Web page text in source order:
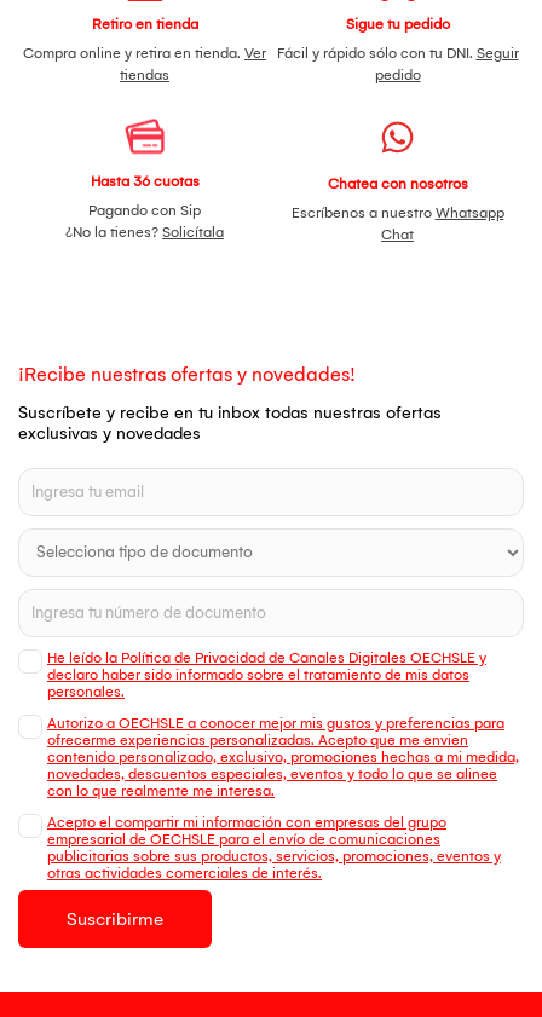
Retiro en tienda
Compra online y retira en tienda. Ver
tiendas
Sigue tu pedido
Fácil y rápido sólo con tu DNI. Seguir
pedido
Hasta 36 cuotas
Pagando con Sip
¿No la tienes? Solicítala
Chatea con nosotros
Escríbenos a nuestro Whatsapp
Chat
¡Recibe nuestras ofertas y novedades!
Suscríbete y recibe en tu inbox todas nuestras ofertas
exclusivas y novedades
He leído la Política de Privacidad de Canales Digitales OECHSLE y
declaro haber sido informado sobre el tratamiento de mis datos
personales.
Autorizo a OECHSLE a conocer mejor mis gustos y preferencias para
ofrecerme experiencias personalizadas. Acepto que me envien
contenido personalizado, exclusivo, promociones hechas a mi medida,
novedades, descuentos especiales, eventos y todo lo que se alinee
con lo que realmente me interesa.
Acepto el compartir mi información con empresas del grupo
empresarial de OECHSLE para el envío de comunicaciones
publicitarias sobre sus productos, servicios, promociones, eventos y
otras actividades comerciales de interés.
Suscribirme